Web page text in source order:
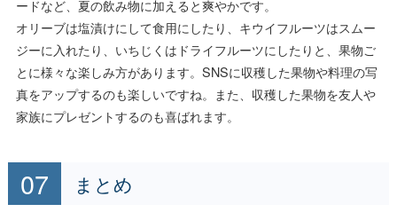
ードなど、夏の飲み物に加えると爽やかです。
オリーブは塩漬けにして食用にしたり、キウイフルーツはスムー
ジーに入れたり、いちじくはドライフルーツにしたりと、果物ご
とに様々な楽しみ方があります。SNSに収穫した果物や料理の写
真をアップするのも楽しいですね。また、収穫した果物を友人や
家族にプレゼントするのも喜ばれます。
まとめ